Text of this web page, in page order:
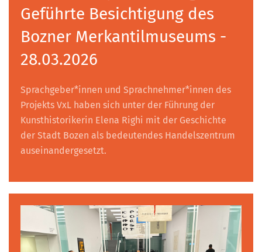
Geführte Besichtigung des
Bozner Merkantilmuseums -
28.03.2026
Sprachgeber*innen und Sprachnehmer*innen des
Projekts VxL haben sich unter der Führung der
Kunsthistorikerin Elena Righi mit der Geschichte
der Stadt Bozen als bedeutendes Handelszentrum
auseinandergesetzt.